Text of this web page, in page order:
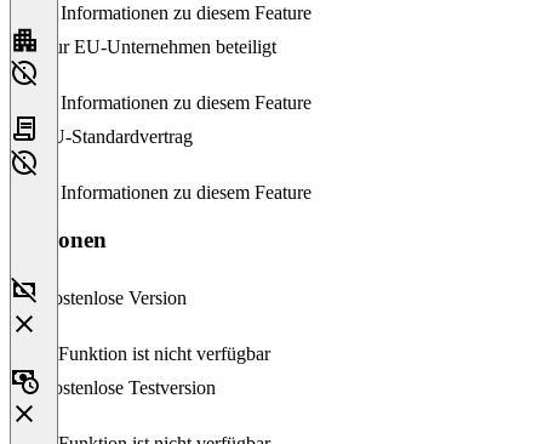
Keine Informationen zu diesem Feature
Nur EU-Unternehmen beteiligt
Keine Informationen zu diesem Feature
EU-Standardvertrag
Keine Informationen zu diesem Feature
Versionen
Kostenlose Version
Diese Funktion ist nicht verfügbar
Kostenlose Testversion